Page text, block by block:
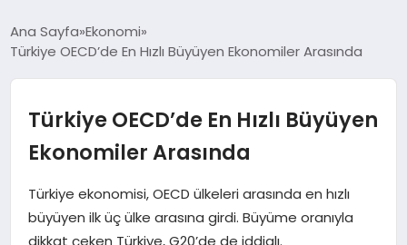
GÜNDEM
SPOR
MAGAZIN
Ana Sayfa Ekonomi
Türkiye OECD’de En Hızlı Büyüyen Ekonomiler Arasında
Türkiye OECD’de En Hızlı Büyüyen
Ekonomiler Arasında
Türkiye ekonomisi, OECD ülkeleri arasında en hızlı
büyüyen ilk üç ülke arasına girdi. Büyüme oranıyla
dikkat çeken Türkiye, G20’de de iddialı.